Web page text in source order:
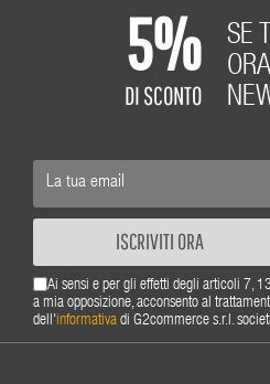
5%
DI SCONTO
SE
ISCRIVITI ORA
Ai sensi e per gli effetti degli articoli 7,
a mia opposizione, acconsento al
dell'informativa di G2commerce s.r.l.